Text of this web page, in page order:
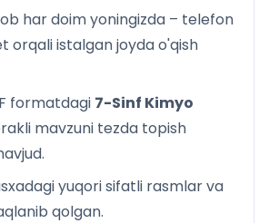
moddaning massa ulushi, foiz,
hayotidagi ahamiyati
1. Erigan moddaning
bo‘lgan eritmalarini
eritmasini tayyorlash va unda
yechish
har doim yoningizda – telefon
orqali istalgan joyda o'qish
formatdagi 7-Sinf Kimyo
mavzuni tezda topish
yuqori sifatli rasmlar va
qolgan.